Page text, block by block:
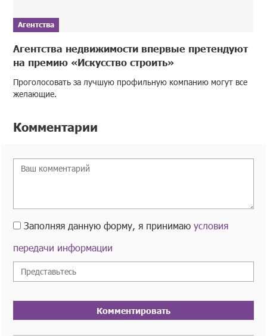
Агентства
Агентства недвижимости впервые претендуют
на премию «Искусство строить»
Проголосовать за лучшую профильную компанию могут все
желающие.
Комментарии
Заполняя данную форму, я принимаюусловия
передачи информации
Комментировать